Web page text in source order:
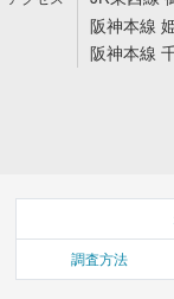
阪神本線
阪神本線
調査方法